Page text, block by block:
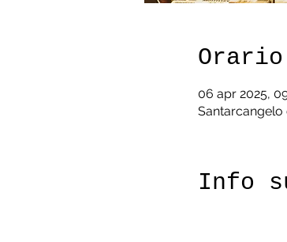
Orario
06 apr 2025,
Santarcangelo
Info